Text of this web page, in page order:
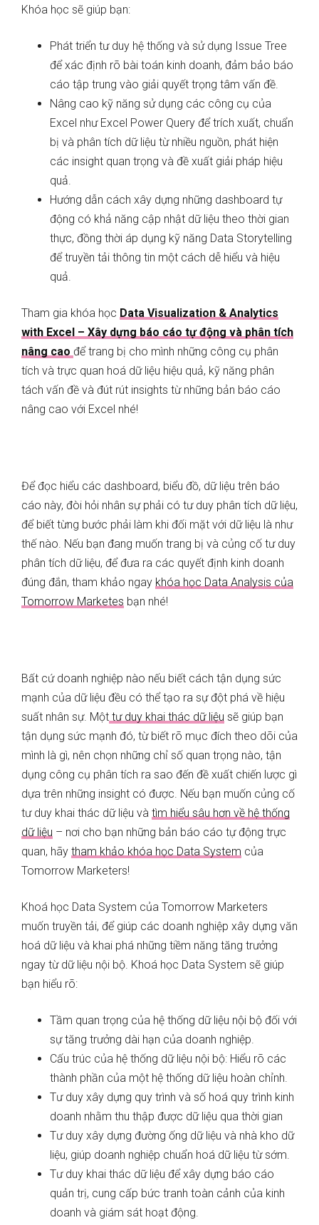
Khóa học sẽ giúp bạn:
Phát triển tư duy hệ thống và sử dụng Issue Tree
để xác định rõ bài toán kinh doanh, đảm bảo báo
cáo tập trung vào giải quyết trọng tâm vấn đề.
Nâng cao kỹ năng sử dụng các công cụ của
Excel như Excel Power Query để trích xuất, chuẩn
bị và phân tích dữ liệu từ nhiều nguồn, phát hiện
các insight quan trọng và đề xuất giải pháp hiệu
quả.
Hướng dẫn cách xây dựng những dashboard tự
động có khả năng cập nhật dữ liệu theo thời gian
thực, đồng thời áp dụng kỹ năng Data Storytelling
để truyền tải thông tin một cách dễ hiểu và hiệu
quả.
Tham gia khóa học Data Visualization & Analytics
with Excel – Xây dựng báo cáo tự động và phân tích
nâng cao để trang bị cho mình những công cụ phân
tích và trực quan hoá dữ liệu hiệu quả, kỹ năng phân
tách vấn đề và đút rút insights từ những bản báo cáo
nâng cao với Excel nhé!
Để đọc hiểu các dashboard, biểu đồ, dữ liệu trên báo
cáo này, đòi hỏi nhân sự phải có tư duy phân tích dữ liệu,
để biết từng bước phải làm khi đối mặt với dữ liệu là như
thế nào. Nếu bạn đang muốn trang bị và củng cố tư duy
phân tích dữ liệu, để đưa ra các quyết định kinh doanh
đúng đắn, tham khảo ngay khóa học Data Analysis của
Tomorrow Marketes bạn nhé!
Bất cứ doanh nghiệp nào nếu biết cách tận dụng sức
mạnh của dữ liệu đều có thể tạo ra sự đột phá về hiệu
suất nhân sự. Một tư duy khai thác dữ liệu sẽ giúp bạn
tận dụng sức mạnh đó, từ biết rõ mục đích theo dõi của
mình là gì, nên chọn những chỉ số quan trọng nào, tận
dụng công cụ phân tích ra sao đến đề xuất chiến lược gì
dựa trên những insight có được. Nếu bạn muốn củng cố
tư duy khai thác dữ liệu và tìm hiểu sâu hơn về hệ thống
dữ liệu – nơi cho bạn những bản báo cáo tự động trực
quan, hãy tham khảo khóa học Data System của
Tomorrow Marketers!
Khoá học Data System của Tomorrow Marketers
muốn truyền tải, để giúp các doanh nghiệp xây dựng văn
hoá dữ liệu và khai phá những tiềm năng tăng trưởng
ngay từ dữ liệu nội bộ. Khoá học Data System sẽ giúp
bạn hiểu rõ:
Tầm quan trọng của hệ thống dữ liệu nội bộ đối với
sự tăng trưởng dài hạn của doanh nghiệp.
Cấu trúc của hệ thống dữ liệu nội bộ: Hiểu rõ các
thành phần của một hệ thống dữ liệu hoàn chỉnh.
Tư duy xây dựng quy trình và số hoá quy trình kinh
doanh nhằm thu thập được dữ liệu qua thời gian
Tư duy xây dựng đường ống dữ liệu và nhà kho dữ
liệu, giúp doanh nghiệp chuẩn hoá dữ liệu từ sớm.
Tư duy khai thác dữ liệu để xây dựng báo cáo
quản trị, cung cấp bức tranh toàn cảnh của kinh
doanh và giám sát hoạt động.